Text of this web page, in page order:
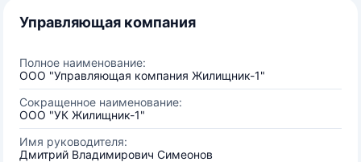
Управляющая компания
Полное наименование:
ООО "Управляющая компания Жилищник-1"
Сокращенное наименование:
ООО "УК Жилищник-1"
Имя руководителя:
Дмитрий Владимирович Симеонов